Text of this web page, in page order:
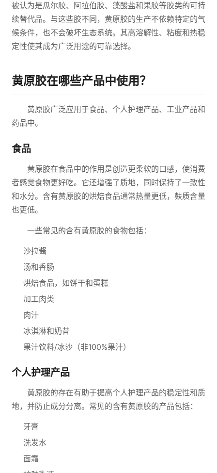
被认为是瓜尔胶、阿拉伯胶、藻酸盐和果胶等胶类的可持
续替代品。与这些胶不同，黄原胶的生产不依赖特定的气
候条件，也不会破坏生态系统。其高溶解性、粘度和热稳
定性使其成为广泛用途的可靠选择。
黄原胶在哪些产品中使用？
黄原胶广泛应用于食品、个人护理产品、工业产品和
药品中。
食品
黄原胶在食品中的作用是创造更柔软的口感，使消费
者感觉食物更好吃。它还增强了质地，同时保持了一致性
和水分。含有黄原胶的烘焙食品通常热量更低，麸质含量
也更低。
一些常见的含有黄原胶的食物包括：
沙拉酱
汤和香肠
烘焙食品，如饼干和蛋糕
加工肉类
肉汁
冰淇淋和奶昔
果汁饮料/冰沙（非100%果汁）
个人护理产品
黄原胶的存在有助于提高个人护理产品的稳定性和质
地，并防止成分分离。常见的含有黄原胶的产品包括：
牙膏
洗发水
面霜